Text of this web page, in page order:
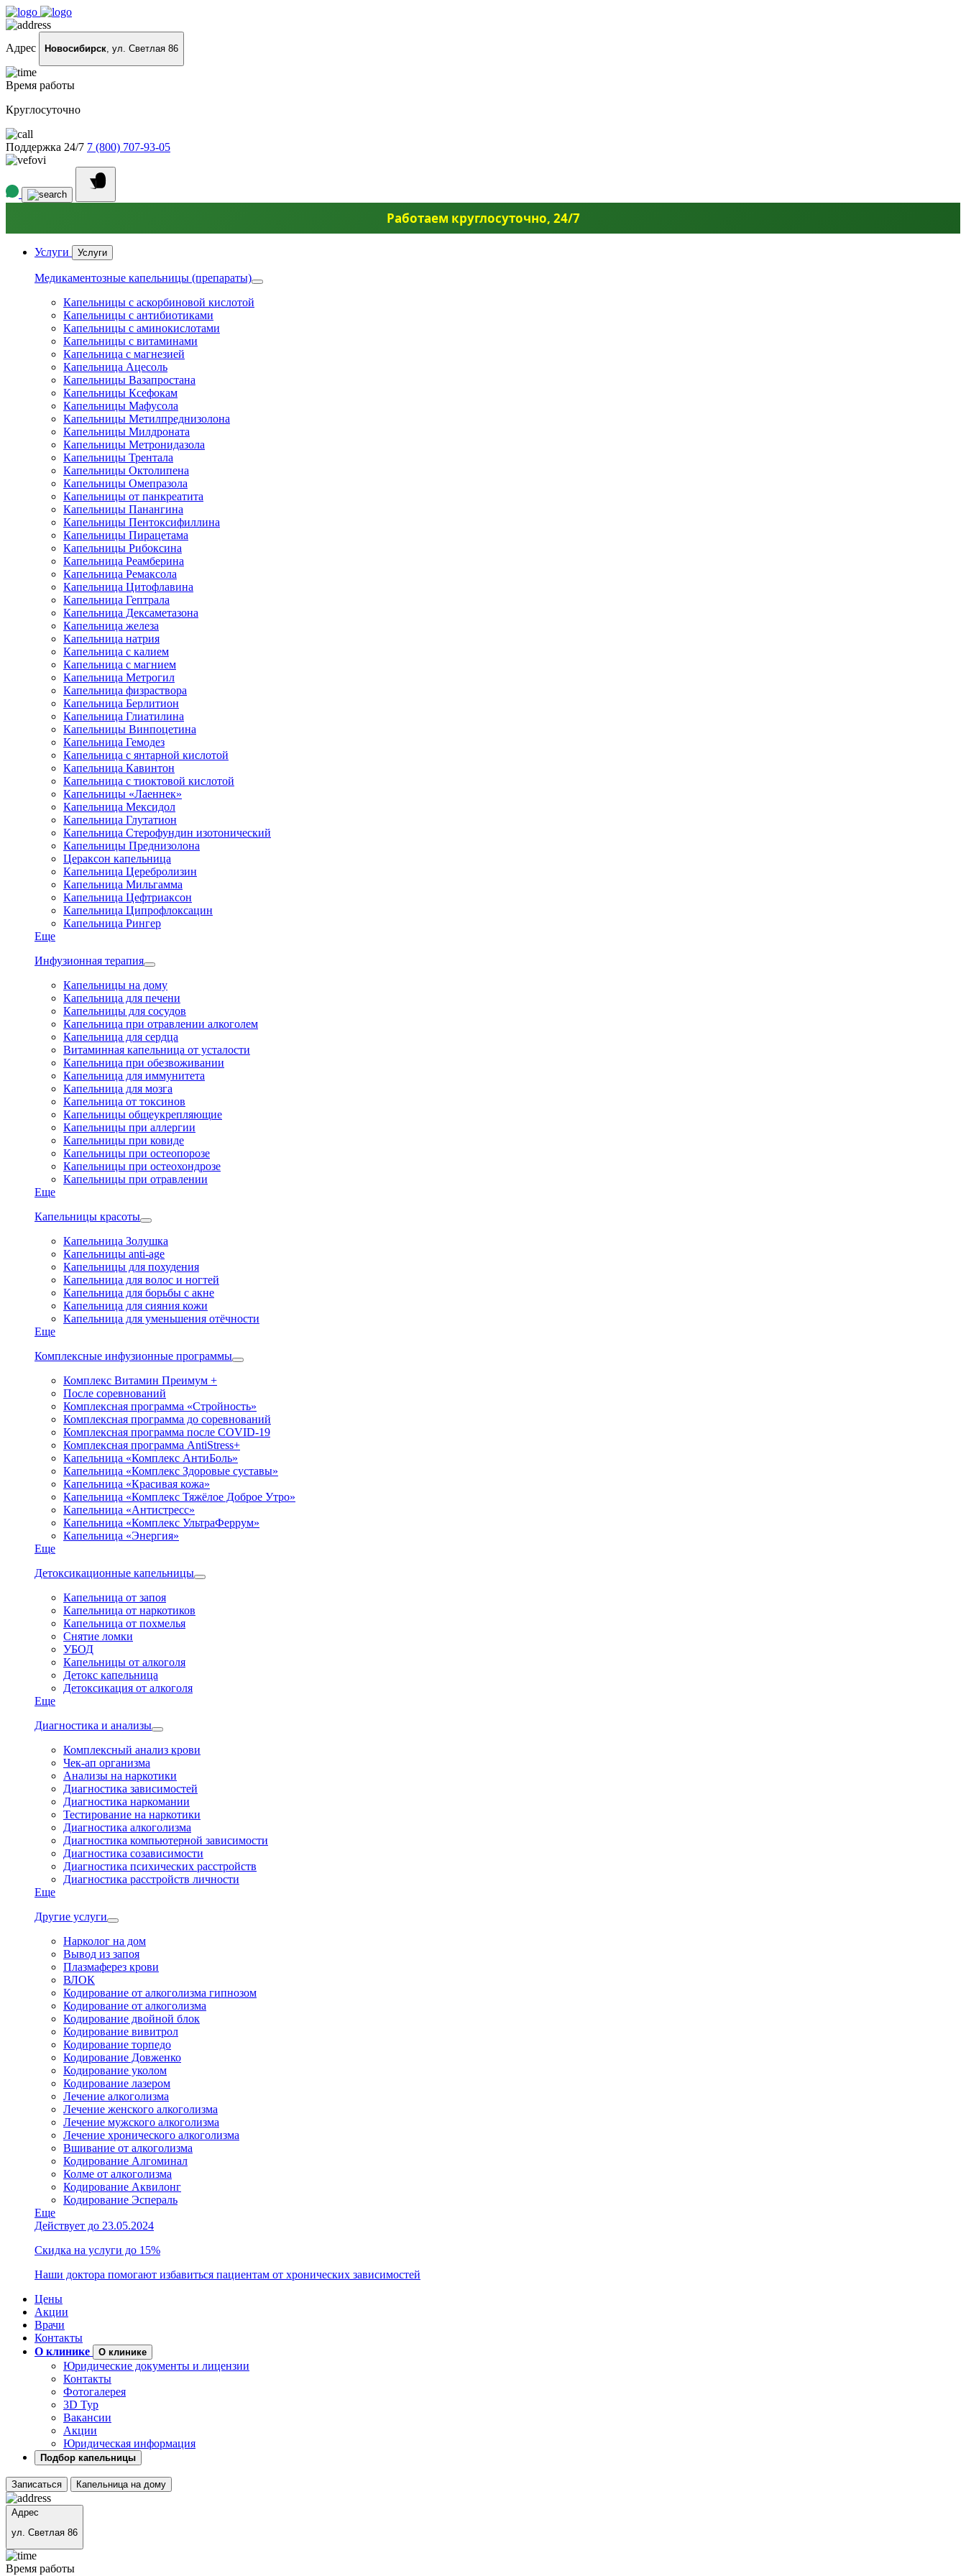
Адрес Новосибирск, ул. Светлая 86
Время работы
Круглосуточно
Поддержка 24/7 7 (800) 707-93-05
Работаем круглосуточно, 24/7
Услуги Услуги
Медикаментозные капельницы (препараты)
Капельницы с аскорбиновой кислотой
Капельницы с антибиотиками
Капельницы с аминокислотами
Капельницы с витаминами
Капельница с магнезией
Капельница Ацесоль
Капельницы Вазапростана
Капельницы Ксефокам
Капельницы Мафусола
Капельницы Метилпреднизолона
Капельницы Милдроната
Капельницы Метронидазола
Капельницы Трентала
Капельницы Октолипена
Капельницы Омепразола
Капельницы от панкреатита
Капельницы Панангина
Капельницы Пентоксифиллина
Капельницы Пирацетама
Капельницы Рибоксина
Капельница Реамберина
Капельница Ремаксола
Капельница Цитофлавина
Капельница Гептрала
Капельница Дексаметазона
Капельница железа
Капельница натрия
Капельница с калием
Капельница с магнием
Капельница Метрогил
Капельница физраствора
Капельница Берлитион
Капельница Глиатилина
Капельницы Винпоцетина
Капельница Гемодез
Капельница с янтарной кислотой
Капельница Кавинтон
Капельница с тиоктовой кислотой
Капельницы «Лаеннек»
Капельница Мексидол
Капельница Глутатион
Капельница Стерофундин изотонический
Капельницы Преднизолона
Цераксон капельница
Капельница Церебролизин
Капельница Мильгамма
Капельница Цефтриаксон
Капельница Ципрофлоксацин
Капельница Рингер
Еще
Инфузионная терапия
Капельницы на дому
Капельница для печени
Капельницы для сосудов
Капельница при отравлении алкоголем
Капельница для сердца
Витаминная капельница от усталости
Капельница при обезвоживании
Капельница для иммунитета
Капельница для мозга
Капельница от токсинов
Капельницы общеукрепляющие
Капельницы при аллергии
Капельницы при ковиде
Капельницы при остеопорозе
Капельницы при остеохондрозе
Капельницы при отравлении
Еще
Капельницы красоты
Капельница Золушка
Капельницы anti-age
Капельницы для похудения
Капельница для волос и ногтей
Капельница для борьбы с акне
Капельница для сияния кожи
Капельница для уменьшения отёчности
Еще
Комплексные инфузионные программы
Комплекс Витамин Преимум +
После соревнований
Комплексная программа «Стройность»
Комплексная программа до соревнований
Комплексная программа после COVID-19
Комплексная программа AntiStress+
Капельница «Комплекс АнтиБоль»
Капельница «Комплекс Здоровые суставы»
Капельница «Красивая кожа»
Капельница «Комплекс Тяжёлое Доброе Утро»
Капельница «Антистресс»
Капельница «Комплекс УльтраФеррум»
Капельница «Энергия»
Еще
Детоксикационные капельницы
Капельница от запоя
Капельница от наркотиков
Капельница от похмелья
Снятие ломки
УБОД
Капельницы от алкоголя
Детокс капельница
Детоксикация от алкоголя
Еще
Диагностика и анализы
Комплексный анализ крови
Чек-ап организма
Анализы на наркотики
Диагностика зависимостей
Диагностика наркомании
Тестирование на наркотики
Диагностика алкоголизма
Диагностика компьютерной зависимости
Диагностика созависимости
Диагностика психических расстройств
Диагностика расстройств личности
Еще
Другие услуги
Нарколог на дом
Вывод из запоя
Плазмаферез крови
ВЛОК
Кодирование от алкоголизма гипнозом
Кодирование от алкоголизма
Кодирование двойной блок
Кодирование вивитрол
Кодирование торпедо
Кодирование Довженко
Кодирование уколом
Кодирование лазером
Лечение алкоголизма
Лечение женского алкоголизма
Лечение мужского алкоголизма
Лечение хронического алкоголизма
Вшивание от алкоголизма
Кодирование Алгоминал
Колме от алкоголизма
Кодирование Аквилонг
Кодирование Эспераль
Еще
Действует до 23.05.2024
Скидка на услуги до 15%
Наши доктора помогают избавиться пациентам от хронических зависимостей
Цены
Акции
Врачи
Контакты
О клинике
О клинике
Юридические документы и лицензии
Контакты
Фотогалерея
3D Тур
Вакансии
Акции
Юридическая информация
Подбор капельницы
Записаться Капельница на дому
Адрес
ул. Светлая 86
Время работы